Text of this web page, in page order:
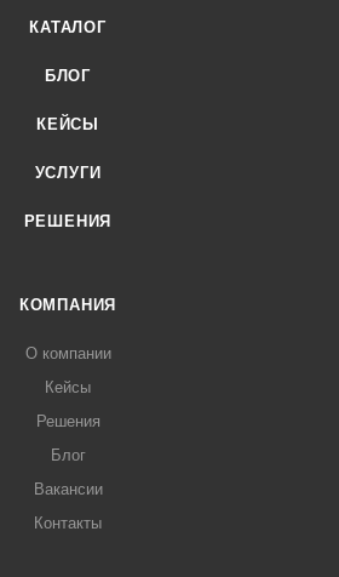
КАТАЛОГ
БЛОГ
КЕЙСЫ
УСЛУГИ
РЕШЕНИЯ
КОМПАНИЯ
О компании
Кейсы
Решения
Блог
Вакансии
Контакты